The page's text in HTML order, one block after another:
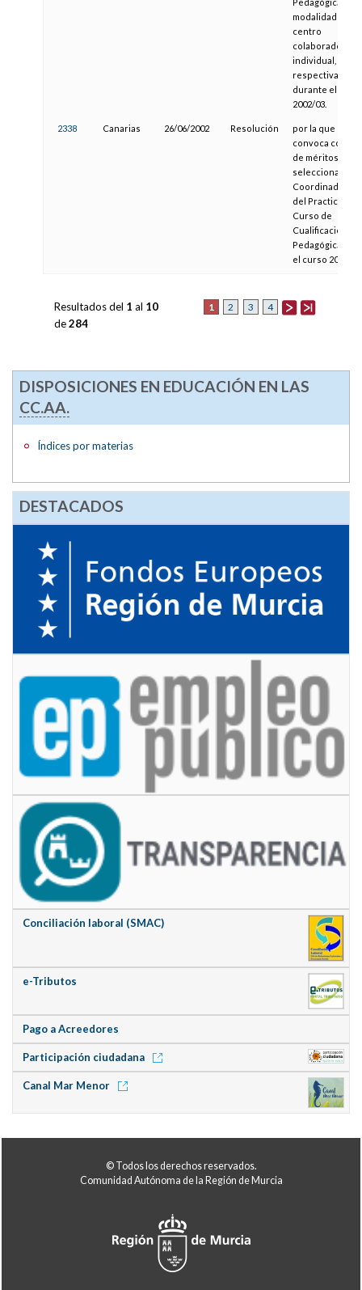
Pedagógica, en
modalidades de
centro
colaborador e
individual,
durante el
2002/03.
2338 Canarias 26/06/2002 Resolución
por la que se
convoca
de méritos para
seleccionar
Coordinadores
del Practicum
Curso de
Cualificación
Pedagógica para
el curso 2002/03
1 2 3 4
Resultados del 1 al 10
de284
DISPOSICIONES EN EDUCACIÓN EN LAS
CC.AA.
Índices por materias
DESTACADOS
Conciliación laboral (SMAC)
e-Tributos
Pago a Acreedores
Participación ciudadana
Canal Mar Menor
© Todos los derechos reservados.
Comunidad Autónoma de la Región de Murcia